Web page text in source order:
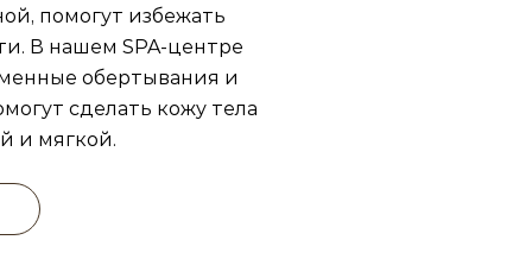
помогут избежать
В нашем SPA-центре
обертывания и
сделать кожу тела
и мягкой.